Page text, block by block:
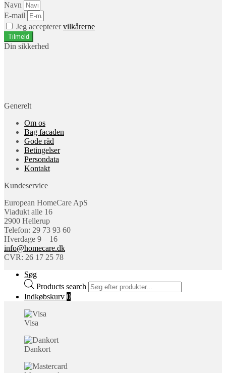
Navn
E-mail
Jeg accepterervilkårerne
Tilmeld
Din sikkerhed
Generelt
Om os
Bag facaden
Gode råd
Betingelser
Persondata
Kontakt
Kundeservice
European HomeCare ApS
Viadukt alle 16
2900 Hellerup
Telefon: 29 73 93 60
Hverdage 9 – 16
info@homecare.dk
CVR: 26 17 25 78
Søg
Products search
Indkøbskurv 0
Visa
Dankort